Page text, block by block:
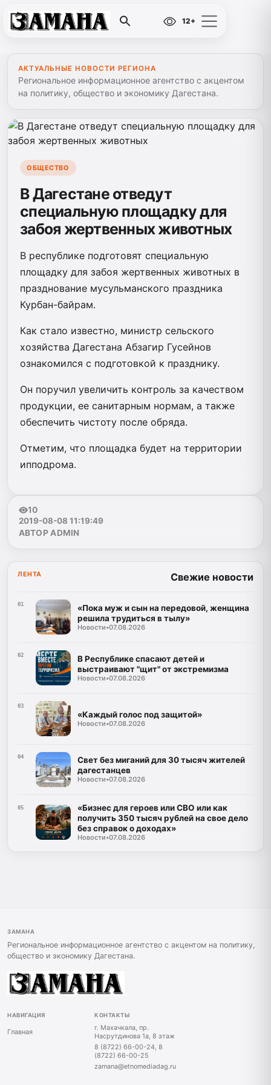
12+
АКТУАЛЬНЫЕ НОВОСТИ РЕГИОНА
Региональное информационное агентство с акцентом
на политику, общество и экономику Дагестана.
ОБЩЕСТВО
В Дагестане отведут
специальную площадку для
забоя жертвенных животных
В республике подготовят специальную
площадку для забоя жертвенных животных в
празднование мусульманского праздника
Курбан-байрам.
Как стало известно, министр сельского
хозяйства Дагестана Абзагир Гусейнов
ознакомился с подготовкой к празднику.
Он поручил увеличить контроль за качеством
продукции, ее санитарным нормам, а также
обеспечить чистоту после обряда.
Отметим, что площадка будет на территории
ипподрома.
10
2019-08-08 11:19:49
АВТОР ADMIN
ЛЕНТА Свежие новости
01
«Пока муж и сын на передовой, женщина
решила трудиться в тылу»
Новости•07.08.2026
02
В Республике спасают детей и
выстраивают "щит" от экстремизма
Новости•07.08.2026
03
«Каждый голос под защитой»
Новости•07.08.2026
04
Свет без миганий для 30 тысяч жителей
дагестанцев
Новости•07.08.2026
05
«Бизнес для героев или СВО или как
получить 350 тысяч рублей на свое дело
без справок о доходах»
Новости•07.08.2026
ЗАМАНА
Региональное информационное агентство с акцентом на политику,
общество и экономику Дагестана.
НАВИГАЦИЯ
Главная
КОНТАКТЫ
г. Махачкала, пр.
Насрутдинова 1а, 8 этаж
8 (8722) 66-00-24, 8
(8722) 66-00-25
zamana@etnomediadag.ru